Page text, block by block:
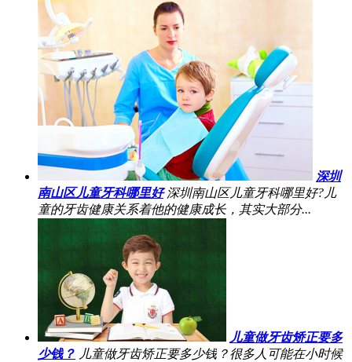
深圳
南山区儿童牙科哪里好 深圳南山区儿童牙科哪里好?儿
童的牙齿健康关系着他的健康成长，其实大部分...
儿童做牙齿矫正要多
少钱？ 儿童做牙齿矫正要多少钱？很多人可能在小时候